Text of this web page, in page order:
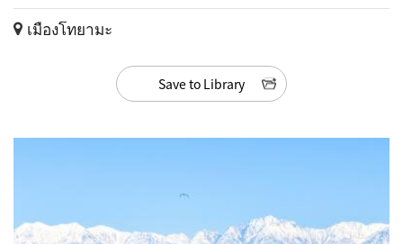
เมืองโทยามะ
Save to Library